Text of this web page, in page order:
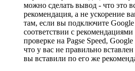
можно сделать вывод - что это
рекомендация, а не ускорение
там, если вы подключите
соответствии с
проверке на Pagse Speed, Google
что у вас не правильно
вы вставили по его же